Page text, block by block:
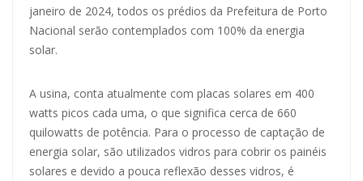
janeiro de 2024, todos os prédios da Prefeitura de Porto
Nacional serão contemplados com 100% da energia
solar.
A usina, conta atualmente com placas solares em 400
watts picos cada uma, o que significa cerca de 660
quilowatts de potência. Para o processo de captação de
energia solar, são utilizados vidros para cobrir os painéis
solares e devido a pouca reflexão desses vidros, é